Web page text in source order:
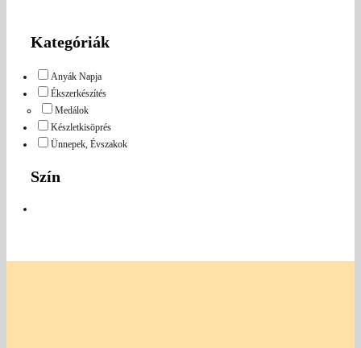
Kategóriák
Anyák Napja
Ékszerkészítés
Medálok
Készletkisöprés
Ünnepek, Évszakok
Szín